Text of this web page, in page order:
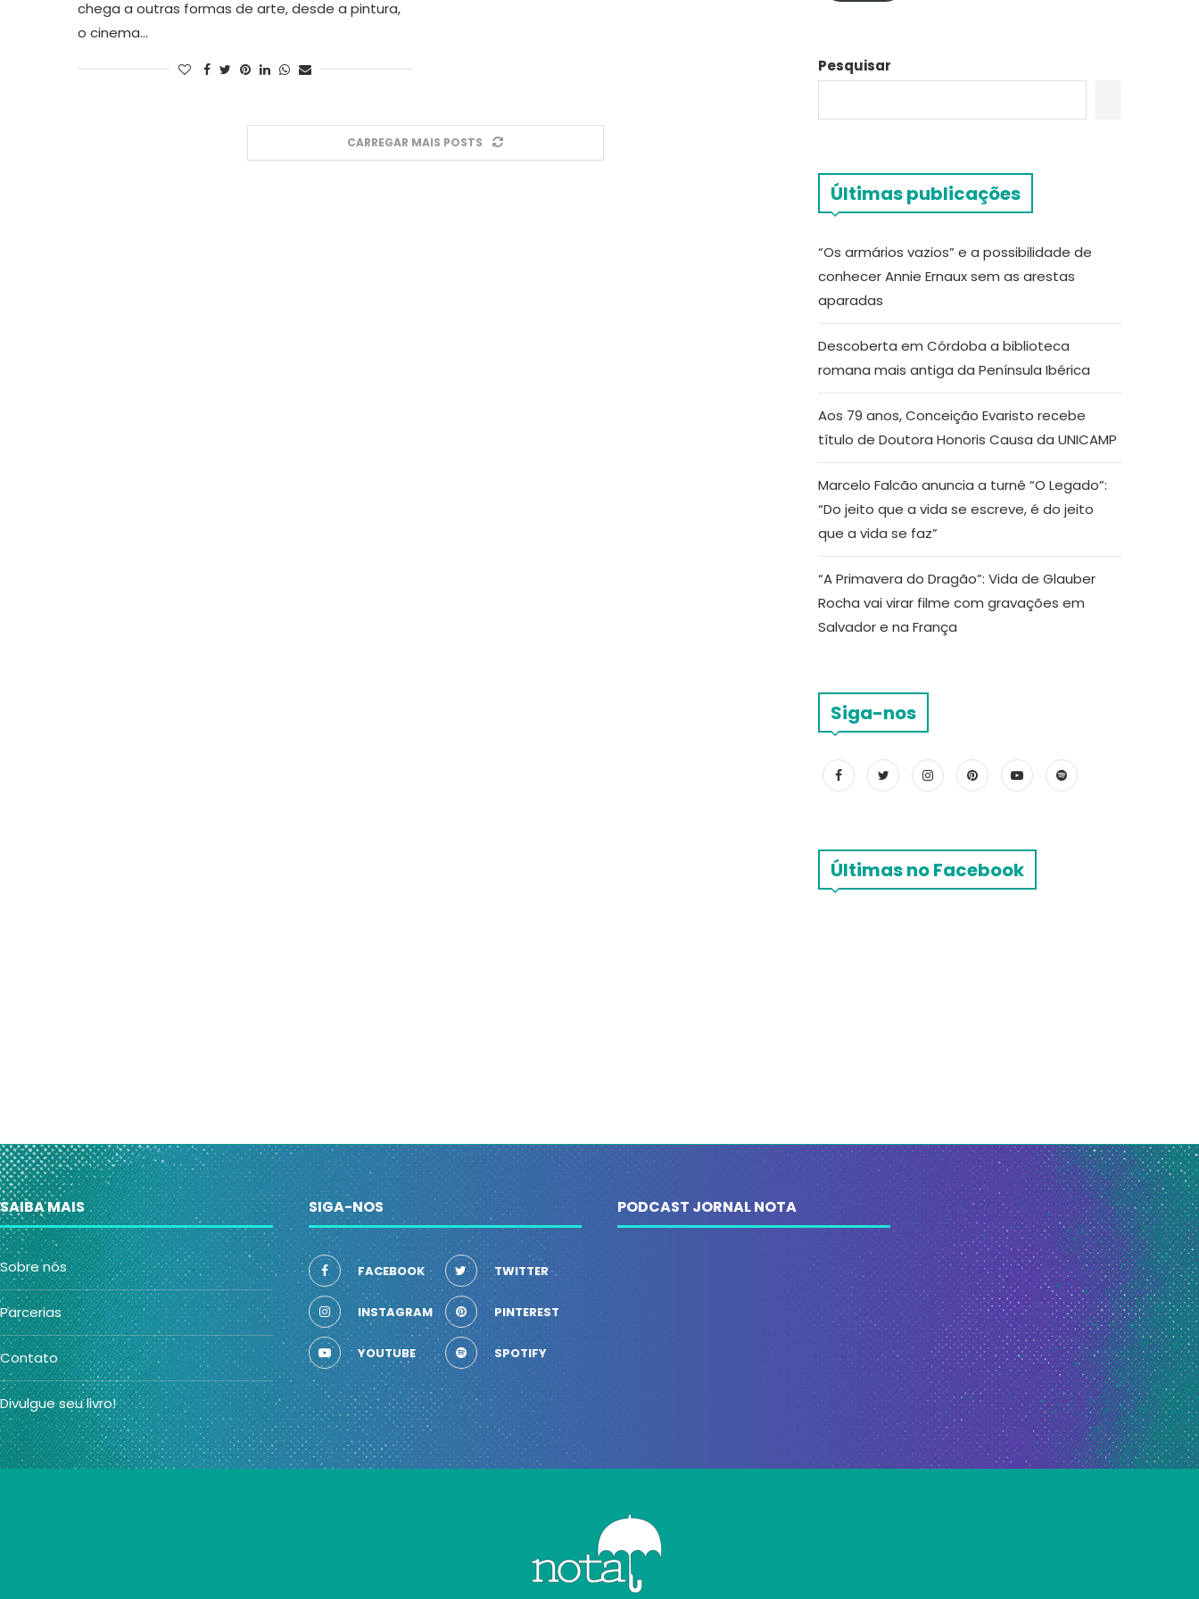
chega a outras formas de arte, desde a pintura,
o cinema…
CARREGAR MAIS POSTS
Pesquisar
Últimas publicações
“Os armários vazios” e a possibilidade de
conhecer Annie Ernaux sem as arestas
aparadas
Descoberta em Córdoba a biblioteca
romana mais antiga da Península Ibérica
Aos 79 anos, Conceição Evaristo recebe
título de Doutora Honoris Causa da UNICAMP
Marcelo Falcão anuncia a turnê “O Legado”:
“Do jeito que a vida se escreve, é do jeito
que a vida se faz”
“A Primavera do Dragão”: Vida de Glauber
Rocha vai virar filme com gravações em
Salvador e na França
Siga-nos
Últimas no Facebook
SAIBA MAIS
Sobre nós
Parcerias
Contato
Divulgue seu livro!
SIGA-NOS
FACEBOOK TWITTER
INSTAGRAM PINTEREST
YOUTUBE SPOTIFY
PODCAST JORNAL NOTA